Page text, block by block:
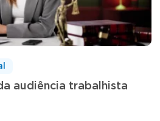
audiência trabalhista